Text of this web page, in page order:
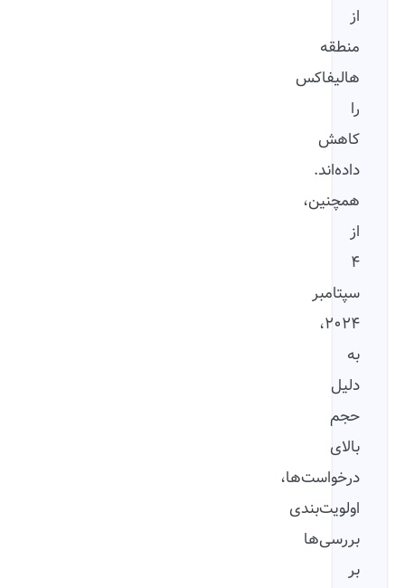
منطقه
هالیفاکس
کاهش
داده‌اند.
همچنین،
سپتامبر
۲۰۲۴،
به
دلیل
حجم
بالای
درخواست‌ها،
اولویت‌بندی
بررسی‌ها
بر